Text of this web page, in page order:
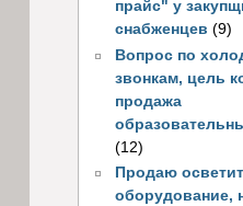
прайс" у
снабженцев (9)
Вопрос по
звонкам, цель
продажа
(12)
Продаю
оборудование,